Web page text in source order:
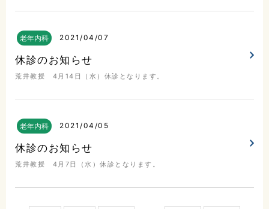
老年内科 2021 04/07
休診のお知らせ
荒井教授 4月14日（水）休診となります。
老年内科 2021 04/05
休診のお知らせ
荒井教授 4月7日（水）休診となります。